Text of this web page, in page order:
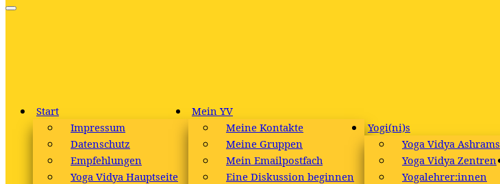
Start
Impressum
Datenschutz
Empfehlungen
Yoga Vidya Hauptseite
Mein YV
Meine Kontakte
Meine Gruppen
Mein Emailpostfach
Eine Diskussion beginnen
Yogi(ni)s
Yoga Vidya Ashrams
Yoga Vidya Zentren
Yogalehrer:innen